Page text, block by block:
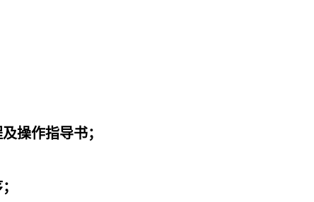
操作指导书；